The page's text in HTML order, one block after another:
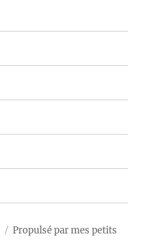
Propulsé par mes petits